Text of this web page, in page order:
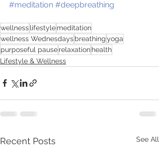
#meditation #deepbreathing
wellnesslifestylemeditation
wellness Wednesdaysbreathingyoga
purposeful pauserelaxationhealth
Lifestyle & Wellness
Recent Posts See All